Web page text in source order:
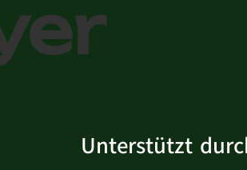
Unterstützt